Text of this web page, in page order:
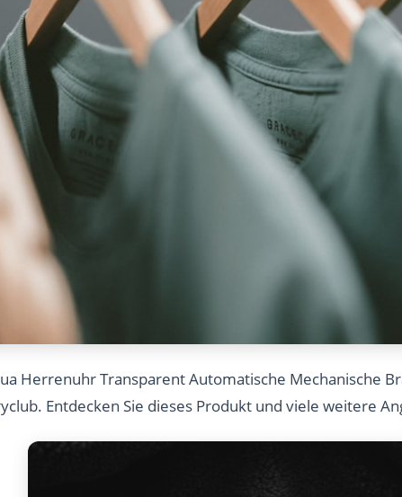
Herrenuhr Transparent Automatische Mechanische
Entdecken Sie dieses Produkt und viele weitere